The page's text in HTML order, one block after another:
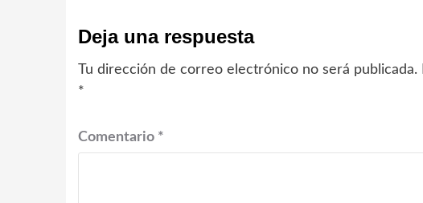
Deja una respuesta
Tu dirección de correo electrónico no será publicada.
*
Comentario *